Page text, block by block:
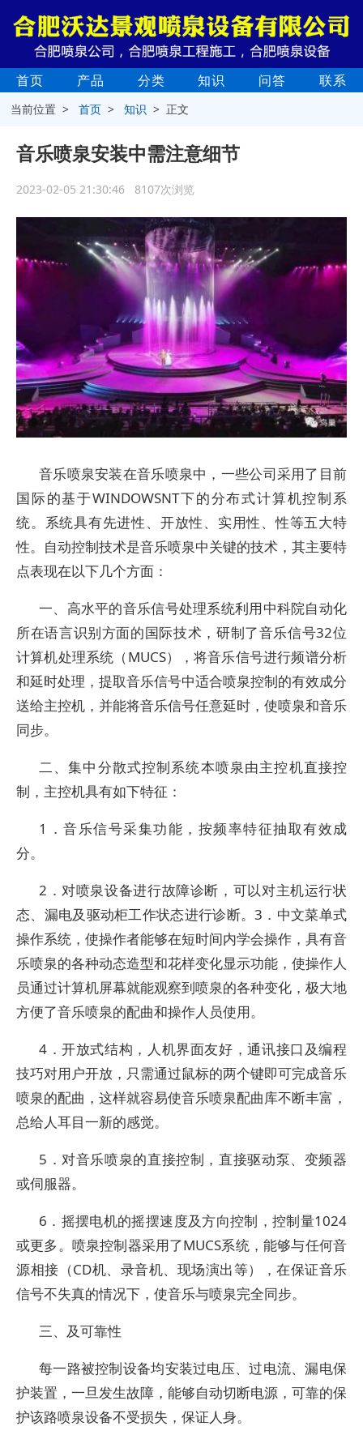
首页 产品 分类 知识 问答 联系
当前位置 >首页 >知识 > 正文
音乐喷泉安装中需注意细节
2023-02-05 21:30:46 8107次浏览
音乐喷泉安装在音乐喷泉中，一些公司采用了目前
国际的基于WINDOWSNT下的分布式计算机控制系
统。系统具有先进性、开放性、实用性、性等五大特
性。自动控制技术是音乐喷泉中关键的技术，其主要特
点表现在以下几个方面：
一、高水平的音乐信号处理系统利用中科院自动化
所在语言识别方面的国际技术，研制了音乐信号32位
计算机处理系统（MUCS），将音乐信号进行频谱分析
和延时处理，提取音乐信号中适合喷泉控制的有效成分
送给主控机，并能将音乐信号任意延时，使喷泉和音乐
同步。
二、集中分散式控制系统本喷泉由主控机直接控
制，主控机具有如下特征：
1．音乐信号采集功能，按频率特征抽取有效成
分。
2．对喷泉设备进行故障诊断，可以对主机运行状
态、漏电及驱动柜工作状态进行诊断。3．中文菜单式
操作系统，使操作者能够在短时间内学会操作，具有音
乐喷泉的各种动态造型和花样变化显示功能，使操作人
员通过计算机屏幕就能观察到喷泉的各种变化，极大地
方便了音乐喷泉的配曲和操作人员使用。
4．开放式结构，人机界面友好，通讯接口及编程
技巧对用户开放，只需通过鼠标的两个键即可完成音乐
喷泉的配曲，这样就容易使音乐喷泉配曲库不断丰富，
总给人耳目一新的感觉。
5．对音乐喷泉的直接控制，直接驱动泵、变频器
或伺服器。
6．摇摆电机的摇摆速度及方向控制，控制量1024
或更多。喷泉控制器采用了MUCS系统，能够与任何音
源相接（CD机、录音机、现场演出等），在保证音乐
信号不失真的情况下，使音乐与喷泉完全同步。
三、及可靠性
每一路被控制设备均安装过电压、过电流、漏电保
护装置，一旦发生故障，能够自动切断电源，可靠的保
护该路喷泉设备不受损失，保证人身。